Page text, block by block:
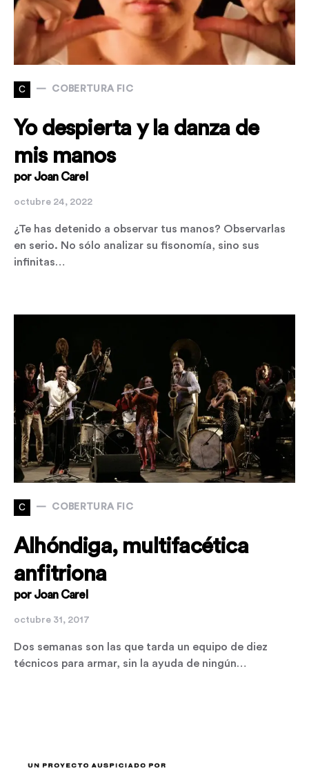
C COBERTURA FIC
Yo despierta y la danza de
mis manos
por Joan Carel
octubre 24, 2022
¿Te has detenido a observar tus manos? Observarlas
en serio. No sólo analizar su fisonomía, sino sus
infinitas…
C COBERTURA FIC
Alhóndiga, multifacética
anfitriona
por Joan Carel
octubre 31, 2017
Dos semanas son las que tarda un equipo de diez
técnicos para armar, sin la ayuda de ningún…